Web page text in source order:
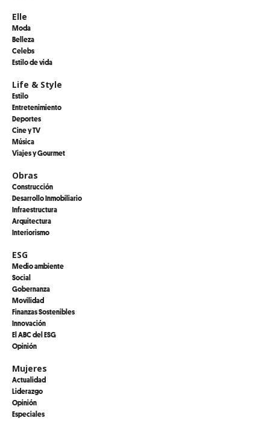
Elle
Moda
Belleza
Celebs
Estilo de vida
Life & Style
Estilo
Entretenimiento
Deportes
Cine y TV
Música
Viajes y Gourmet
Obras
Construcción
Desarrollo Inmobiliario
Infraestructura
Arquitectura
Interiorismo
ESG
Medio ambiente
Social
Gobernanza
Movilidad
Finanzas Sostenibles
Innovación
El ABC del ESG
Opinión
Mujeres
Actualidad
Liderazgo
Opinión
Especiales